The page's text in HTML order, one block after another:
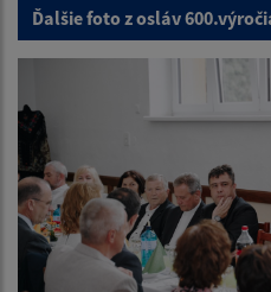
Ďalšie foto z osláv